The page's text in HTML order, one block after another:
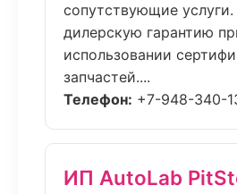
сопутствующие
дилерскую гарантию
использовании
запчастей....
Телефон: +7-948-340-
ИП AutoLab